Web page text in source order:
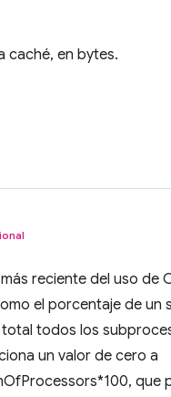
caché, en bytes.
reciente del uso de
el porcentaje de un
total todos los
un valor de cero a
que